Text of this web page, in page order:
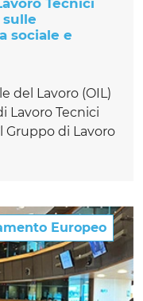
Tecnici
sociale e
del Lavoro (OIL)
Lavoro Tecnici
Gruppo di Lavoro
Europeo